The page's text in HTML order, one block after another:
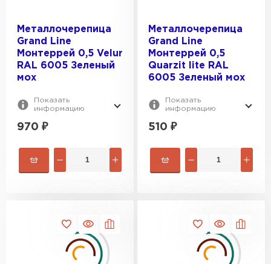
Металлочерепица
Grand Line
Монтеррей 0,5 Velur
RAL 6005 Зеленый
мох
Показать
информацию
970 ₽
Металлочерепица
Grand Line
Монтеррей 0,5
Quarzit lite RAL
6005 Зеленый мох
Показать
информацию
510 ₽